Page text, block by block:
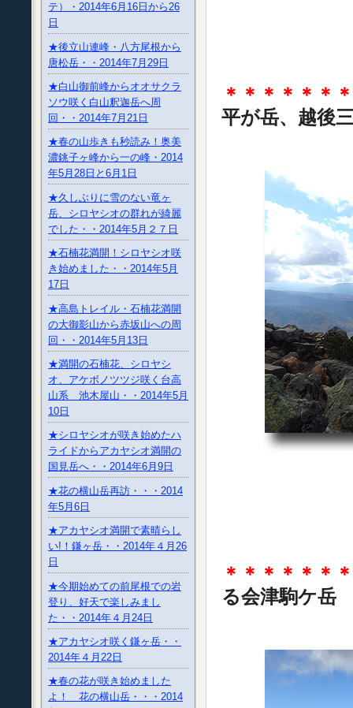
テ）・2014年6月16日から26
日
★後立山連峰・八方尾根から
唐松岳・・2014年7月29日
★白山御前峰からオオサクラ
ソウ咲く白山釈迦岳へ周
回・・2014年7月21日
★春の山歩きも秒読み！奥美
濃銚子ヶ峰から一の峰・2014
年5月28日と6月1日
★久しぶりに雪のない竜ヶ
岳、シロヤシオの群れが綺麗
でした・・2014年5月２７日
★石楠花満開！シロヤシオ咲
き始めました・・2014年5月
17日
★高島トレイル・石楠花満開
の大御影山から赤坂山への周
回・・2014年5月13日
★満開の石楠花、シロヤシ
オ、アケボノツツジ咲く台高
山系 池木屋山・・2014年5月
10日
★シロヤシオが咲き始めたハ
ライドからアカヤシオ満開の
国見岳へ・・2014年6月9日
★花の横山岳再訪・・・2014
年5月6日
★アカヤシオ満開で素晴らし
い!！鎌ヶ岳・・2014年４月26
日
★今期始めての前尾根での岩
登り、好天で楽しみまし
た・・2014年４月24日
★アカヤシオ咲く鎌ヶ岳・・
2014年４月22日
★春の花が咲き始めました
よ！ 花の横山岳・・・2014
＊＊＊＊＊＊
平が岳、越
＊＊＊＊＊＊
る会津駒ケ